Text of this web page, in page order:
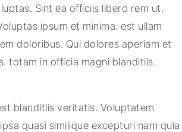
Sint ea officiis libero rem ut.
ipsum et minima. est ullam
doloribus. Qui dolores aperiam et
totam in officia magni blanditiis.
blanditiis veritatis. Voluptatem
quasi similique excepturi nam quia